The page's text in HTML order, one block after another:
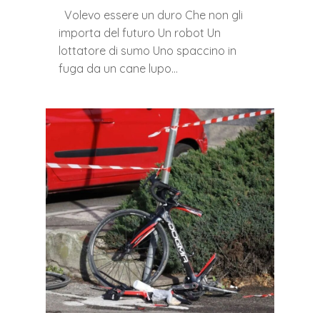
Volevo essere un duro Che non gli
importa del futuro Un robot Un
lottatore di sumo Uno spaccino in
fuga da un cane lupo…